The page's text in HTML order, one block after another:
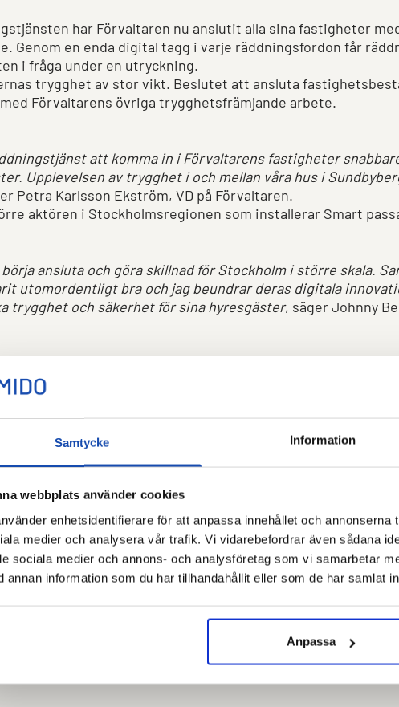
Samtycke Information
webbplats använder cookies
enhetsidentifierare för att anpassa innehållet och annonserna
medier och analysera vår trafik. Vi vidarebefordrar även sådana
sociala medier och annons- och analysföretag som vi samarbetar
annan information som du har tillhandahållit eller som de har samlat
Anpassa
har Förvaltaren nu anslutit alla sina fastigheter
Genom en enda digital tagg i varje räddningsfordon får
i fråga under en utryckning.
trygghet av stor vikt. Beslutet att ansluta
Förvaltarens övriga trygghetsfrämjande arbete.
att komma in i Förvaltarens fastigheter
Upplevelsen av trygghet i och mellan våra hus i
Petra Karlsson Ekström, VD på Förvaltaren.
aktören i Stockholmsregionen som installerar Smart
ansluta och göra skillnad för Stockholm i större skala.
utomordentligt bra och jag beundrar deras digitala
trygghet och säkerhet för sina hyresgäster, säger Johnny
över 6600 hyreslägenheter i områdena centrala Sundbyberg,
den första allmännyttan i Stockholmsområdet, nu
med tillträde till fastigheten när larmet går och att alla
Smidigt, tryggt och tidsbesparande för alla
koncept för inpassering genom digitala och tillfälliga nycklar.
låssystem. När ambulans eller räddningstjänst behöver
det behövs – vid larm om brand eller sjukdom.
Alarm tillsammans med Amido och Swedlock.